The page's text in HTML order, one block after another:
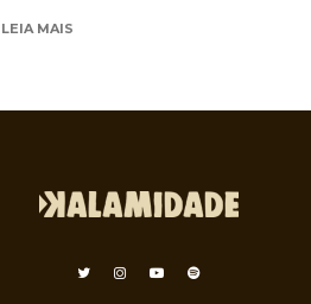
LEIA MAIS